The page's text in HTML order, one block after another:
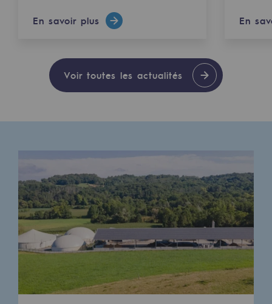
En savoir plus En
Voir toutes les actualités